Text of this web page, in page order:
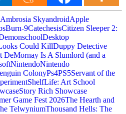
Ambrosia SkyandroidApple
Burn-9CatechesisCitizen Sleeper 2:
Desktop
Could KillDuppy Detective
DeMornay Is A Slumlord (and a
NintendoNintendo
ColonyPs4PS5Servant of the
ShelfLife: Art School
Story Rich Showcase
Game Fest 2026The Hearth and
TelwyniumThousand Hells: The